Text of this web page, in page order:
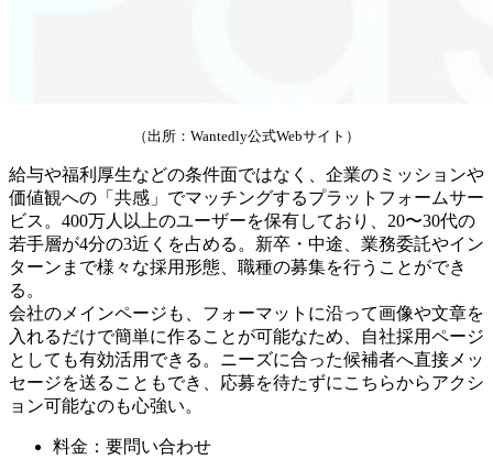
（出所：Wantedly公式Webサイト）
給与や福利厚生などの条件面ではなく、企業のミッションや
価値観への「共感」でマッチングするプラットフォームサー
ビス。400万人以上のユーザーを保有しており、20〜30代の
若手層が4分の3近くを占める。新卒・中途、業務委託やイン
ターンまで様々な採用形態、職種の募集を行うことができ
る。
会社のメインページも、フォーマットに沿って画像や文章を
入れるだけで簡単に作ることが可能なため、自社採用ページ
としても有効活用できる。ニーズに合った候補者へ直接メッ
セージを送ることもでき、応募を待たずにこちらからアクシ
ョン可能なのも心強い。
料金：要問い合わせ